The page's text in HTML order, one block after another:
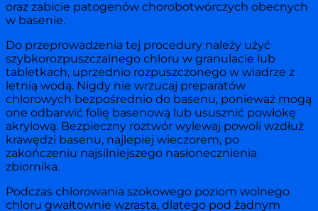
oraz zabicie patogenów chorobotwórczych obecnych
w basenie.
Do przeprowadzenia tej procedury należy użyć
szybkorozpuszczalnego chloru w granulacie lub
tabletkach, uprzednio rozpuszczonego w wiadrze z
letnią wodą. Nigdy nie wrzucaj preparatów
chlorowych bezpośrednio do basenu, ponieważ mogą
one odbarwić folię basenową lub ususznić powłokę
akrylową. Bezpieczny roztwór wylewaj powoli wzdłuż
krawędzi basenu, najlepiej wieczorem, po
zakończeniu najsilniejszego nasłonecznienia
zbiornika.
Podczas chlorowania szokowego poziom wolnego
chloru gwałtownie wzrasta, dlatego pod żadnym